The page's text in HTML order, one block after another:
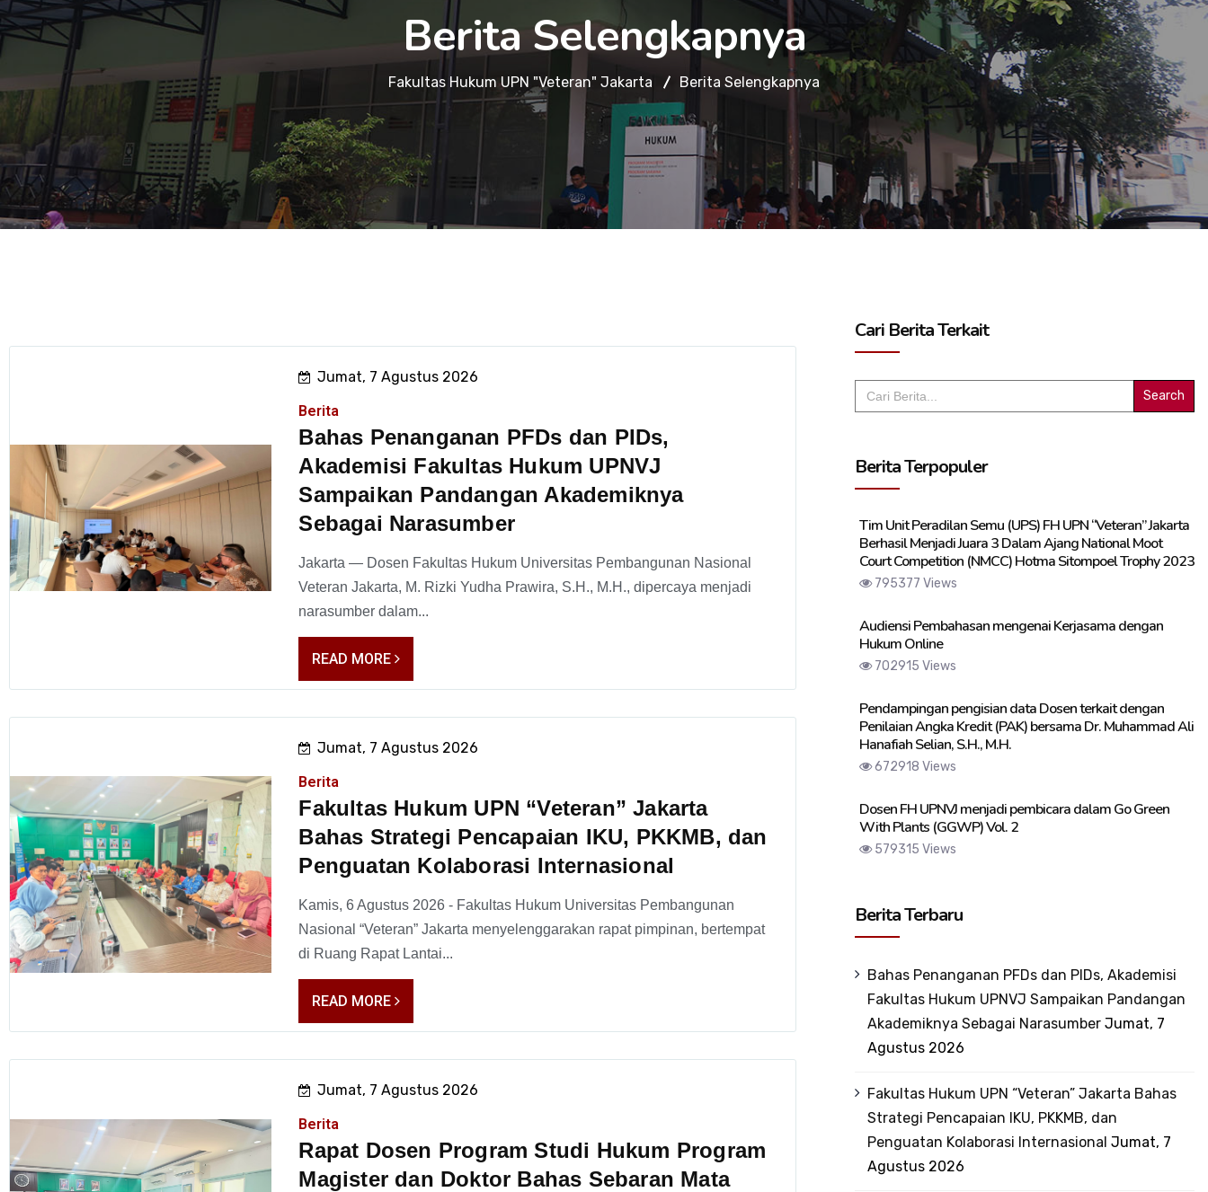
Berita Selengkapnya
Fakultas Hukum UPN "Veteran" Jakarta Berita Selengkapnya
Jumat, 7 Agustus 2026
Berita
Bahas Penanganan PFDs dan PIDs,
Akademisi Fakultas Hukum UPNVJ
Sampaikan Pandangan Akademiknya
Sebagai Narasumber
Jakarta — Dosen Fakultas Hukum Universitas Pembangunan Nasional
Veteran Jakarta, M. Rizki Yudha Prawira, S.H., M.H., dipercaya menjadi
narasumber dalam...
READ MORE
Jumat, 7 Agustus 2026
Berita
Fakultas Hukum UPN “Veteran” Jakarta
Bahas Strategi Pencapaian IKU, PKKMB, dan
Penguatan Kolaborasi Internasional
Kamis, 6 Agustus 2026 - Fakultas Hukum Universitas Pembangunan
Nasional “Veteran” Jakarta menyelenggarakan rapat pimpinan, bertempat
di Ruang Rapat Lantai...
READ MORE
Jumat, 7 Agustus 2026
Berita
Rapat Dosen Program Studi Hukum Program
Magister dan Doktor Bahas Sebaran Mata
Cari Berita Terkait
Search
for:
Berita Terpopuler
Tim Unit Peradilan Semu (UPS) FH UPN “Veteran” Jakarta
Berhasil Menjadi Juara 3 Dalam Ajang National Moot
Court Competition (NMCC) Hotma Sitompoel Trophy 2023
795377 Views
Audiensi Pembahasan mengenai Kerjasama dengan
Hukum Online
702915 Views
Pendampingan pengisian data Dosen terkait dengan
Penilaian Angka Kredit (PAK) bersama Dr. Muhammad Ali
Hanafiah Selian, S.H., M.H.
672918 Views
Dosen FH UPNVJ menjadi pembicara dalam Go Green
With Plants (GGWP) Vol. 2
579315 Views
Berita Terbaru
Bahas Penanganan PFDs dan PIDs, Akademisi
Fakultas Hukum UPNVJ Sampaikan Pandangan
Akademiknya Sebagai Narasumber Jumat, 7
Agustus 2026
Fakultas Hukum UPN “Veteran” Jakarta Bahas
Strategi Pencapaian IKU, PKKMB, dan
Penguatan Kolaborasi Internasional Jumat, 7
Agustus 2026